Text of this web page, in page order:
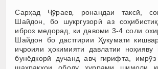
Сарҳад Ҷӯраев
ронандаи таксӣ,
Шайдон, бо шукргузорӣ аз
иброз медорад, ки давоми 3-4 соли
Шайдон бо дастгирии Ҳукумати
иҷроияи ҳокимияти давлатии ноҳияву
бунёдкорӣ дучанд авҷ гирифта,
шаҳракҳои ободу хуррами шимоли